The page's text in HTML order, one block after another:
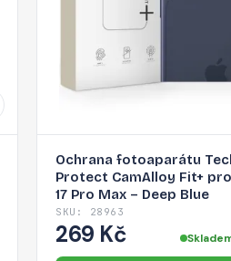
Ochrana fotoaparátu
Protect CamAlloy Fit+
17 Pro Max – Deep Blue
SKU: 28963
269 Kč